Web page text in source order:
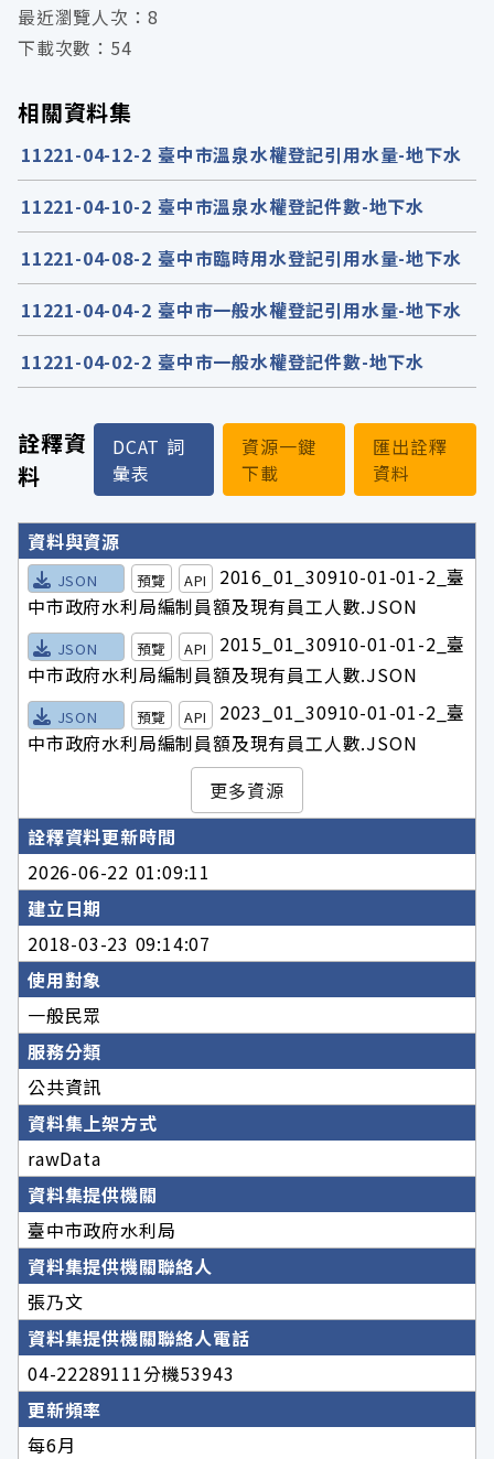
詮釋資
料
DCAT 詞
彙表
資源一鍵
下載
匯出詮釋
資料
詮釋資料詳細內容
資料與資源
JSON 預覽 API
2016_01_30910-01-01-2_臺
中市政府水利局編制員額及現有員工人數.JSON
JSON 預覽 API
2015_01_30910-01-01-2_臺
中市政府水利局編制員額及現有員工人數.JSON
JSON 預覽 API
2023_01_30910-01-01-2_臺
中市政府水利局編制員額及現有員工人數.JSON
更多資源
詮釋資料更新時間
2026-06-22 01:09:11
建立日期
2018-03-23 09:14:07
使用對象
一般民眾
服務分類
公共資訊
資料集上架方式
rawData
資料集提供機關
臺中市政府水利局
資料集提供機關聯絡人
張乃文
資料集提供機關聯絡人電話
04-22289111分機53943
更新頻率
每6月
最近瀏覽人次：8
下載次數：54
相關資料集
11221-04-12-2 臺中市溫泉水權登記引用水量-地下水
11221-04-10-2 臺中市溫泉水權登記件數-地下水
11221-04-08-2 臺中市臨時用水登記引用水量-地下水
11221-04-04-2 臺中市一般水權登記引用水量-地下水
11221-04-02-2 臺中市一般水權登記件數-地下水